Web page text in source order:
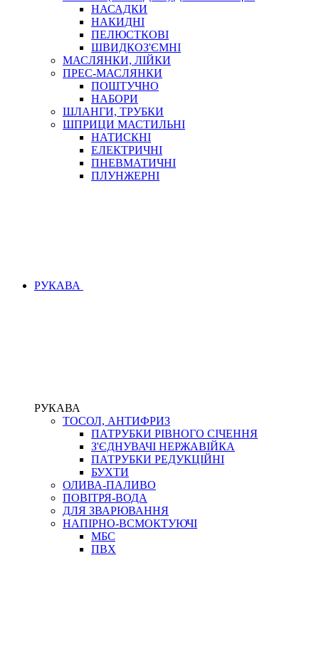
НАСАДКИ
НАКИДНІ
ПЕЛЮСТКОВІ
ШВИДКОЗ'ЄМНІ
МАСЛЯНКИ, ЛІЙКИ
ПРЕС-МАСЛЯНКИ
ПОШТУЧНО
НАБОРИ
ШЛАНГИ, ТРУБКИ
ШПРИЦИ МАСТИЛЬНІ
НАТИСКНІ
ЕЛЕКТРИЧНІ
ПНЕВМАТИЧНІ
ПЛУНЖЕРНІ
РУКАВА
РУКАВА
ТОСОЛ, АНТИФРИЗ
ПАТРУБКИ РІВНОГО СІЧЕННЯ
З'ЄДНУВАЧІ НЕРЖАВІЙКА
ПАТРУБКИ РЕДУКЦІЙНІ
БУХТИ
ОЛИВА-ПАЛИВО
ПОВІТРЯ-ВОДА
ДЛЯ ЗВАРЮВАННЯ
НАПІРНО-ВСМОКТУЮЧІ
МБС
ПВХ